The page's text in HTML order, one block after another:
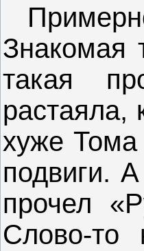
Знакомая
такая
растаяла,
хуже Тома
подвиги.
прочел
Слово-то